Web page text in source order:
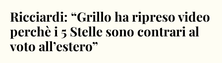
Ricciardi: “Grillo ha ripreso video
perchè i 5 Stelle sono contrari al
voto all’estero”